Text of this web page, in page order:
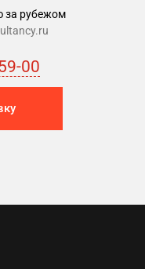
за рубежом
00